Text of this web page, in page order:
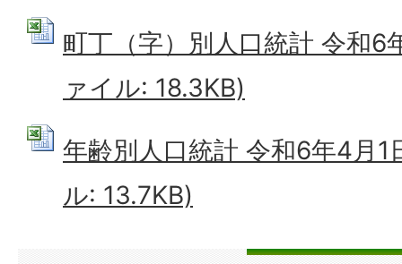
町丁（字）別人口統計 令和6
ァイル: 18.3KB)
年齢別人口統計 令和6年4月
ル: 13.7KB)